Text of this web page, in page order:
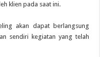
klien pada saat ini.
akan dapat berlangsung
sendiri kegiatan yang telah